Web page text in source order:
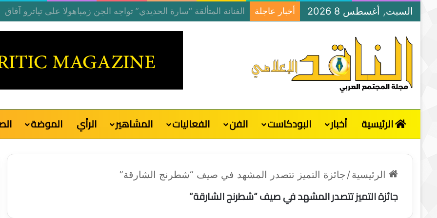
السبت, أغسطس 8 2026 أخبار عاجلة
الرئيسية أخبار البودكاست الفن الفعاليات المشاهير الرأي الموضة
الرئيسية/ جائزة التميز تتصدر المشهد في صيف “شطرنج الشارقة”
جائزة التميز تتصدر المشهد في صيف “شطرنج الشارقة”